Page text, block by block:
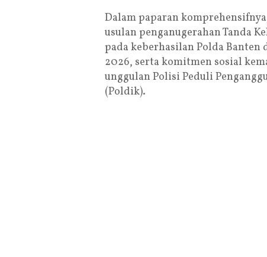
Dalam paparan
usulan penganugerahan Tanda
pada keberhasilan Polda Banten
2026, serta komitmen sosial
unggulan Polisi Peduli
(Poldik).